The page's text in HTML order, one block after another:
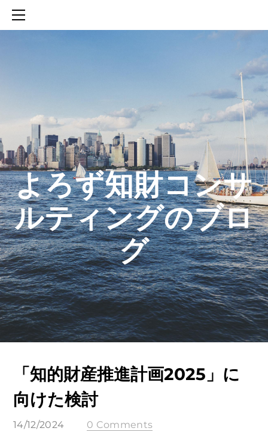
​よろず知財コンサ
ルティングのブロ
グ
「知的財産推進計画2025」に
向けた検討
14/12/2024 0 Comments
SERVICES
知財活動のROICへの貢献
生成AIを活用した知財戦略の策定方法
生成AIとの「壁打ち」で、新たな発明を創出する方法